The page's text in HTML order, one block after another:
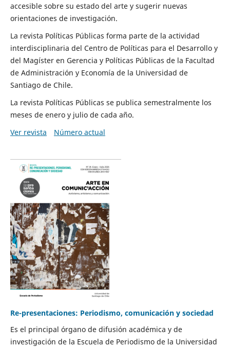
accesible sobre su estado del arte y sugerir nuevas
orientaciones de investigación.
La revista Políticas Públicas forma parte de la actividad
interdisciplinaria del Centro de Políticas para el Desarrollo y
del Magíster en Gerencia y Políticas Públicas de la Facultad
de Administración y Economía de la Universidad de
Santiago de Chile.
La revista Políticas Públicas se publica semestralmente los
meses de enero y julio de cada año.
Ver revista
Número actual
Re-presentaciones: Periodismo, comunicación y sociedad
Es el principal órgano de difusión académica y de
investigación de la Escuela de Periodismo de la Universidad